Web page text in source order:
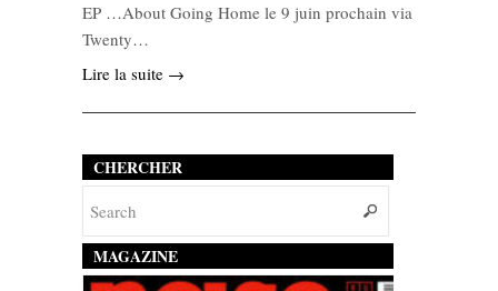
EP …About Going Home le 9 juin prochain via
Twenty…
Lire la suite →
CHERCHER
MAGAZINE